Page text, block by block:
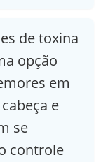
de toxina
opção
em
e
se
controle